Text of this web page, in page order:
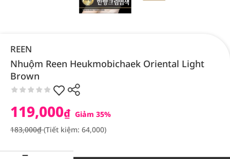
REEN
Nhuộm Reen Heukmobichaek Oriental Light
Brown
119,000₫ Giảm 35%
183,000₫(Tiết kiệm: 64,000)